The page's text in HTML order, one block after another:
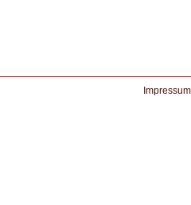
Impressum